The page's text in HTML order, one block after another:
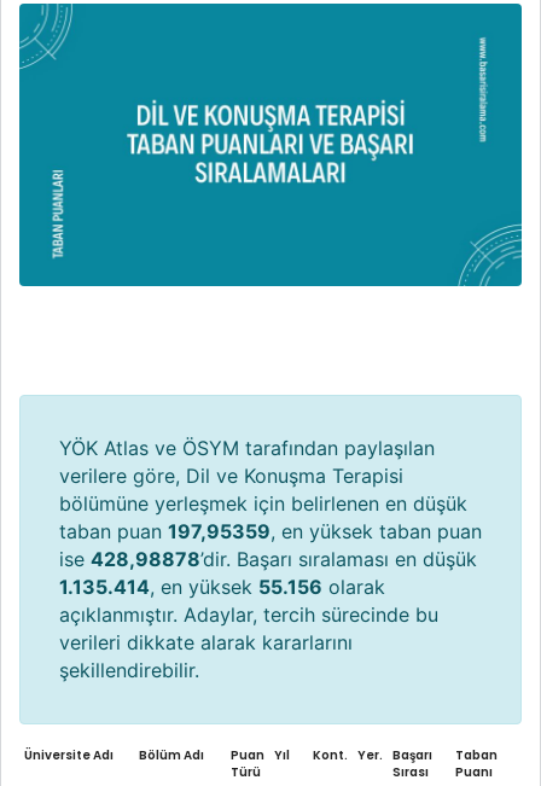
YÖK Atlas ve ÖSYM tarafından paylaşılan
verilere göre, Dil ve Konuşma Terapisi
bölümüne yerleşmek için belirlenen en düşük
taban puan 197,95359, en yüksek taban puan
ise 428,98878’dir. Başarı sıralaması en düşük
1.135.414, en yüksek 55.156 olarak
açıklanmıştır. Adaylar, tercih sürecinde bu
verileri dikkate alarak kararlarını
şekillendirebilir.
Üniversite Adı Bölüm Adı
Puan
Türü
Yıl Kont. Yer. Başarı
Sırası
Taban
Puanı